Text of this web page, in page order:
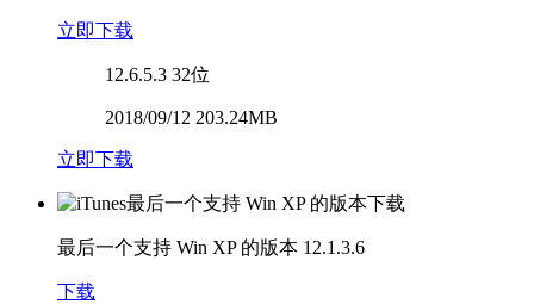
立即下载
12.6.5.3 32位
2018/09/12 203.24MB
立即下载
最后一个支持 Win XP 的版本 12.1.3.6
下载